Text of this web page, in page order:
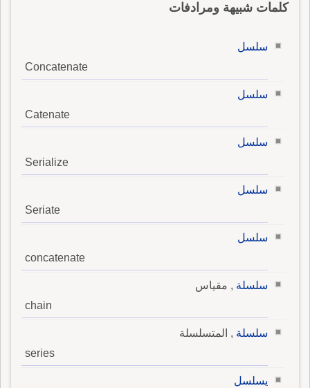
كلمات شبيهة ومرادفات
سلسل
Concatenate
سلسل
Catenate
سلسل
Serialize
سلسل
Seriate
سلسل
concatenate
سلسلة , مقياس
chain
سلسلة , المتسلسلة
series
يسلسل